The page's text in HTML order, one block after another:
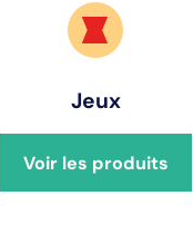
Jeux
Voir les produits